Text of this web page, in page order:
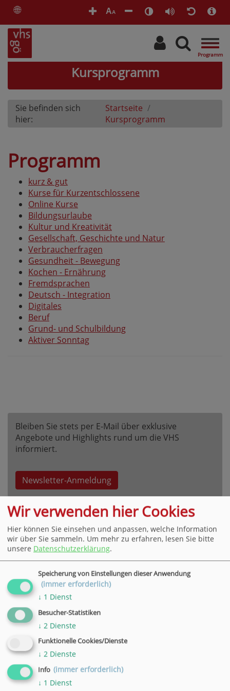
🌐 AA
Kursprogramm
Sie befinden sich
hier:
Startseite
Kursprogramm
Programm
kurz & gut
Kurse für Kurzentschlossene
Online Kurse
Bildungsurlaube
Kultur und Kreativität
Gesellschaft, Geschichte und Natur
Verbraucherfragen
Gesundheit - Bewegung
Kochen - Ernährung
Fremdsprachen
Deutsch - Integration
Digitales
Beruf
Grund- und Schulbildung
Aktiver Sonntag
Bleiben Sie stets per E-Mail über exklusive
Angebote und Highlights rund um die VHS
informiert.
Newsletter-Anmeldung
VHS Hauptgeschäftsstelle Göttingen
Bahnhofsallee 7, 37081 Göttingen
Tel. +49 551 4952-0,E-Mail
» weitere Informationen
VHS Geschäftsstelle in Hann. Münden
Wilhelmshäuser Straße 90, 34346 Hann. Münden
Tel. +49 5541 9548360,
» weitere Informationen
VHS Geschäftsstelle in Duderstadt
Wir verwenden hier Cookies
Hier können Sie einsehen und anpassen, welche Information
wir über Sie sammeln. Um mehr zu erfahren, lesen Sie bitte
unsere Datenschutzerklärung.
Speicherung von Einstellungen dieser Anwendung
(immer erforderlich)
↓ 1 Dienst
Besucher-Statistiken
↓ 2 Dienste
Funktionelle Cookies/Dienste
↓ 2 Dienste
Info (immer erforderlich)
↓ 1 Dienst